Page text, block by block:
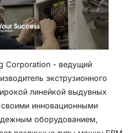
Corporation - ведущий
экструзионного
линейкой выдувных
инновационными
оборудованием,